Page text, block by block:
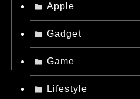
Apple
Gadget
Game
Lifestyle